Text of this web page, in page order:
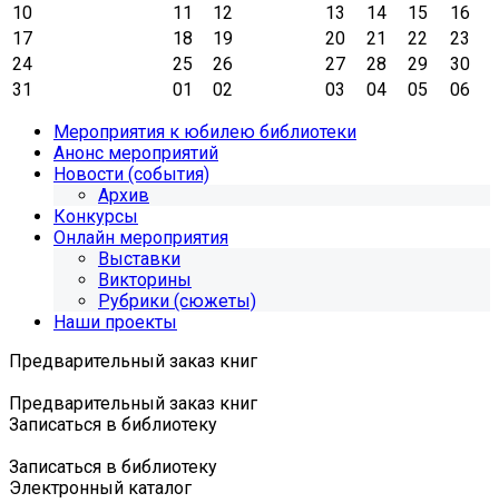
10 11 12 13 14 15
16
17
18 19 20 21 22
23
24
25 26 27 28 29
30
31
01 02 03 04 05
06
Мероприятия к юбилею библиотеки
Анонс мероприятий
Новости (события)
Архив
Конкурсы
Онлайн мероприятия
Выставки
Викторины
Рубрики (сюжеты)
Наши проекты
Предварительный заказ книг
Предварительный заказ книг
Записаться в библиотеку
Записаться в библиотеку
Электронный каталог